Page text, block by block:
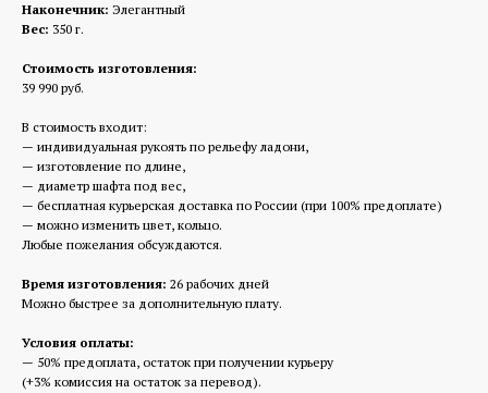
Наконечник: Элегантный
Вес: 350 г.
Стоимость изготовления:
39 990 руб.
В стоимость входит:
— индивидуальная рукоять по рельефу ладони,
— изготовление по длине,
— диаметр шафта под вес,
— бесплатная курьерская доставка по России (при 100% предоплате)
— можно изменить цвет, кольцо.
Любые пожелания обсуждаются.
Время изготовления: 26 рабочих дней
Можно быстрее за дополнительную плату.
Условия оплаты:
— 50% предоплата, остаток при получении курьеру
(+3% комиссия на остаток за перевод).